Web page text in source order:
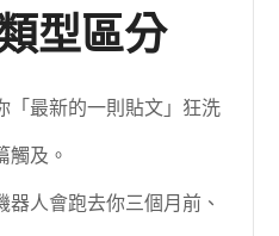
型區分
「最新的一則貼文」狂洗
觸及。
器人會跑去你三個月前、